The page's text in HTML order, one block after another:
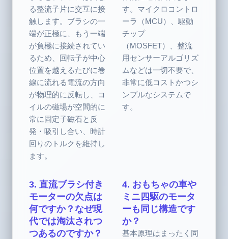
る整流子片に交互に接
触します。ブラシの一
端が正極に、もう一端
が負極に接続されてい
るため、回転子が中心
位置を越えるたびに巻
線に流れる電流の方向
が物理的に反転し、コ
イルの磁場が空間的に
常に固定子磁石と反
発・吸引し合い、時計
回りのトルクを維持し
ます。
す。マイクロコントロ
ーラ（MCU）、駆動
チップ
（MOSFET）、整流
用センサーアルゴリズ
ムなどは一切不要で、
非常に低コストかつシ
ンプルなシステムで
す。
3. 直流ブラシ付き
モーターの欠点は
何ですか？なぜ現
代では淘汰されつ
つあるのですか？
4. おもちゃの車や
ミニ四駆のモータ
ーも同じ構造です
か？
基本原理はまったく同